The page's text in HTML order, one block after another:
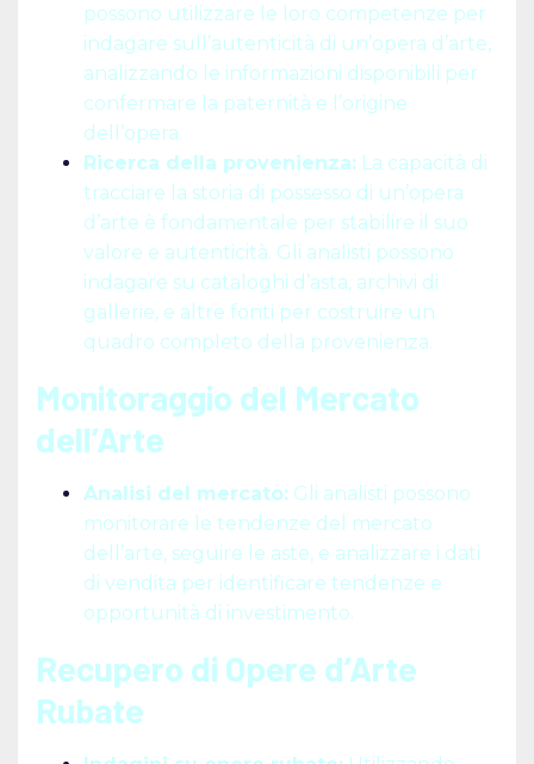
possono utilizzare le loro competenze per
indagare sull’autenticità di un’opera d’arte,
analizzando le informazioni disponibili per
confermare la paternità e l’origine
dell’opera.
Ricerca della provenienza: La capacità di
tracciare la storia di possesso di un’opera
d’arte è fondamentale per stabilire il suo
valore e autenticità. Gli analisti possono
indagare su cataloghi d’asta, archivi di
gallerie, e altre fonti per costruire un
quadro completo della provenienza.
Monitoraggio del Mercato
dell’Arte
Analisi del mercato: Gli analisti possono
monitorare le tendenze del mercato
dell’arte, seguire le aste, e analizzare i dati
di vendita per identificare tendenze e
opportunità di investimento.
Recupero di Opere d’Arte
Rubate